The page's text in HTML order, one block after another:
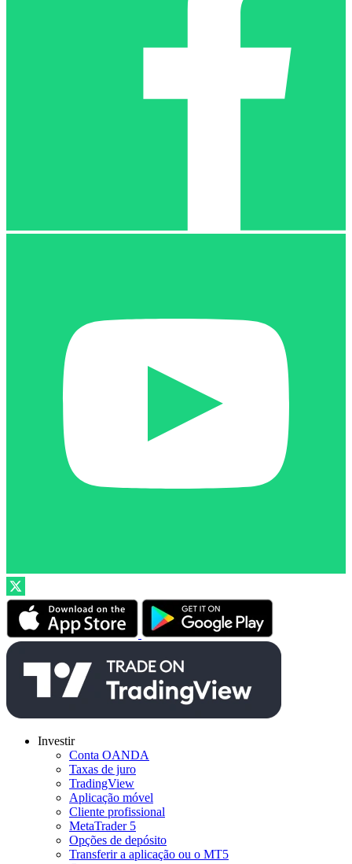
Investir
Conta OANDA
Taxas de juro
TradingView
Aplicação móvel
Cliente profissional
MetaTrader 5
Opções de depósito
Transferir a aplicação ou o MT5